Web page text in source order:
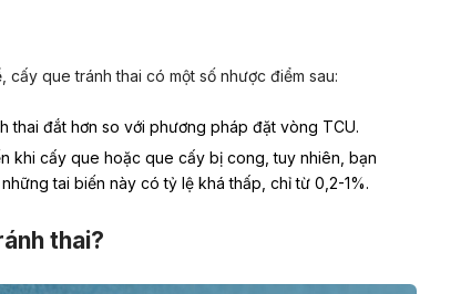
que tránh thai có một số nhược điểm sau:
thai đắt hơn so với phương pháp đặt vòng TCU.
khi cấy que hoặc que cấy bị cong, tuy nhiên, bạn
tai biến này có tỷ lệ khá thấp, chỉ từ 0,2-1%.
thai?